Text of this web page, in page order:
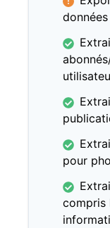
pour
compris